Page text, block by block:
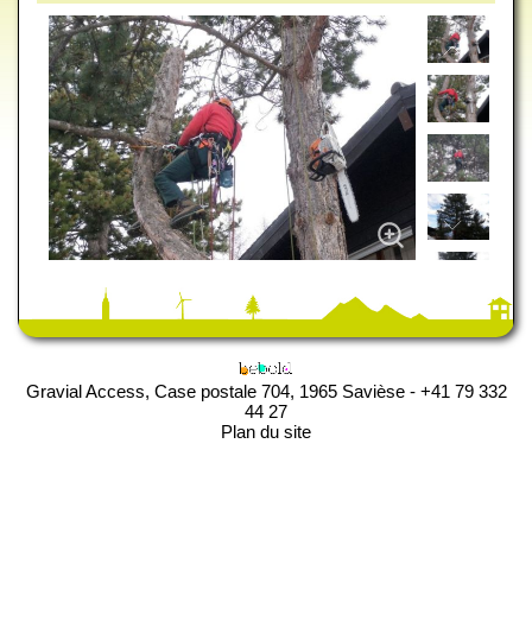
Plan du site
Gravial Access, Case postale 704, 1965 Savièse - +41 79 332
44 27